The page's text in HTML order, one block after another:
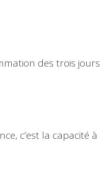
des trois jours
c’est la capacité à